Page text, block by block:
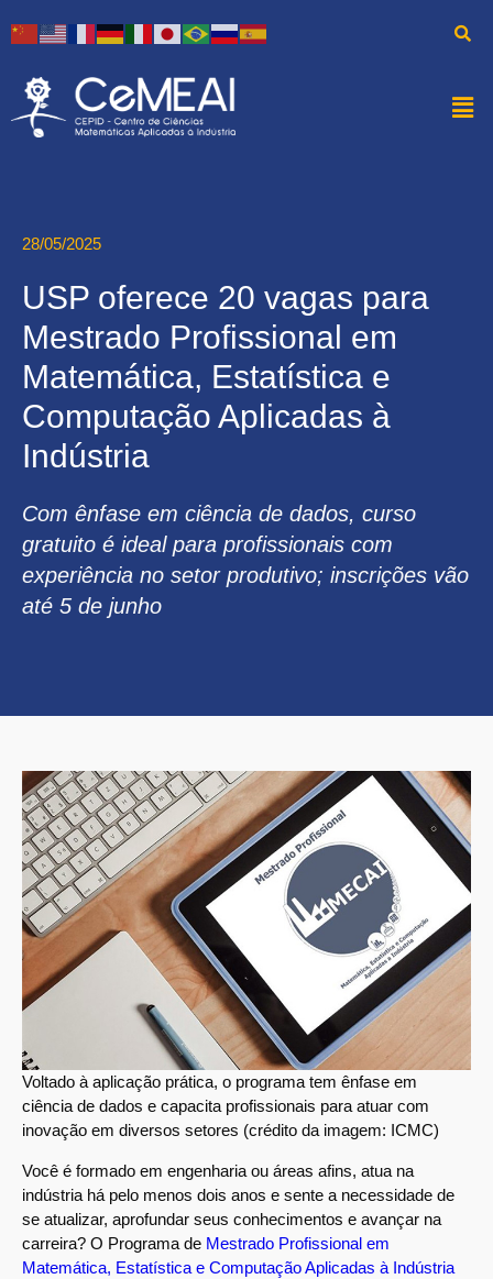
28/05/2025
USP oferece 20 vagas para
Mestrado Profissional em
Matemática, Estatística e
Computação Aplicadas à
Indústria
Com ênfase em ciência de dados, curso
gratuito é ideal para profissionais com
experiência no setor produtivo; inscrições vão
até 5 de junho
Voltado à aplicação prática, o programa tem ênfase em
ciência de dados e capacita profissionais para atuar com
inovação em diversos setores (crédito da imagem: ICMC)
Você é formado em engenharia ou áreas afins, atua na
indústria há pelo menos dois anos e sente a necessidade de
se atualizar, aprofundar seus conhecimentos e avançar na
carreira? O Programa de Mestrado Profissional em
Matemática, Estatística e Computação Aplicadas à Indústria